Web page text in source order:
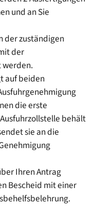
und an Sie
der zuständigen
der
werden.
auf beiden
die erste
behält
sie an die
Ihren Antrag
Bescheid mit einer